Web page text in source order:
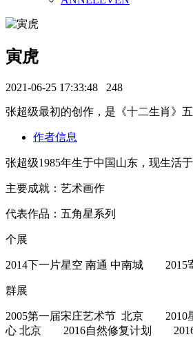
寅虎
2021-06-25 17:33:48 248
张超级最初的创作，是《十二生肖》
作者信息
张超级1985年生于中国山东，现生活
主要成就：艺术画作
代表作品：五角星系列
个展
2014下一片星空 南通 中南城 2015
群展
2005第一届宋庄艺术节 北京 2010
心 北京 2016自然修复计划 2016